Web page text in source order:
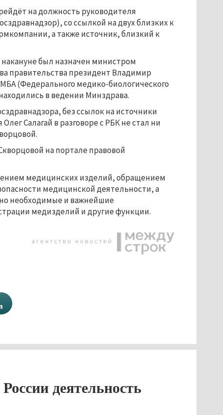
на должность руководителя
со ссылкой на двух близких к
а также источник, близкий к
был назначен министром
правительства президент Владимир
(Федерального медико-биологического
в ведении Минздрава.
без ссылок на источники
Салагай в разговоре с РБК не стал ни
на портале правовой
медицинских изделий, обращением
медицинской деятельности, а
необходимые и важнейшие
медизделий и другие функции.
деятельность